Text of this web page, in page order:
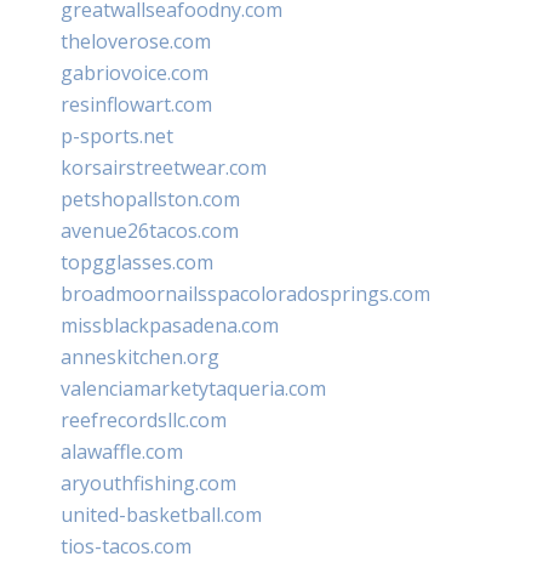
greatwallseafoodny.com
theloverose.com
gabriovoice.com
resinflowart.com
p-sports.net
korsairstreetwear.com
petshopallston.com
avenue26tacos.com
topgglasses.com
broadmoornailsspacoloradosprings.com
missblackpasadena.com
anneskitchen.org
valenciamarketytaqueria.com
reefrecordsllc.com
alawaffle.com
aryouthfishing.com
united-basketball.com
tios-tacos.com